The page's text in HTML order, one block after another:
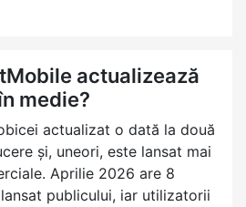
actualizează
medie?
actualizat o dată la două
și, uneori, este lansat mai
Aprilie 2026 are 8
publicului, iar utilizatorii